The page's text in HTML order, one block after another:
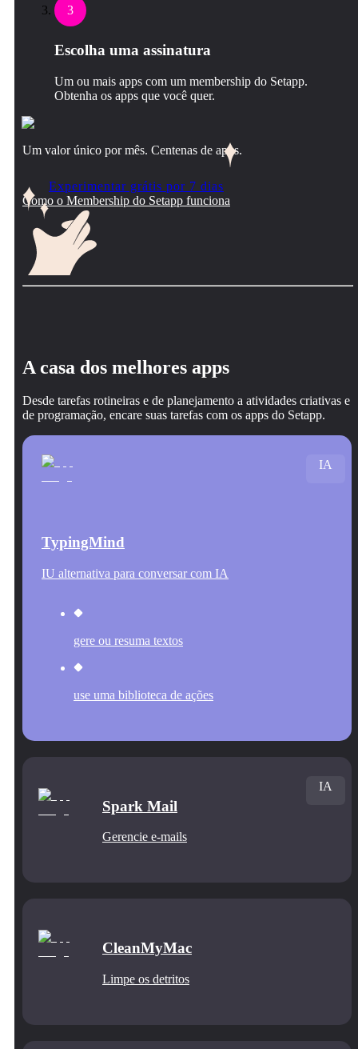
3
Escolha uma assinatura
Um ou mais apps com um membership do Setapp.
Obtenha os apps que você quer.
Um valor único por mês. Centenas de apps.
Experimentar grátis por 7 dias
Como o Membership do Setapp funciona
A casa dos melhores apps
Desde tarefas rotineiras e de planejamento a atividades criativas e
de programação, encare suas tarefas com os apps do Setapp.
TypingMind
IU alternativa para conversar com IA
gere ou resuma textos
use uma biblioteca de ações
IA
Spark Mail
Gerencie e‑mails
IA
CleanMyMac
Limpe os detritos